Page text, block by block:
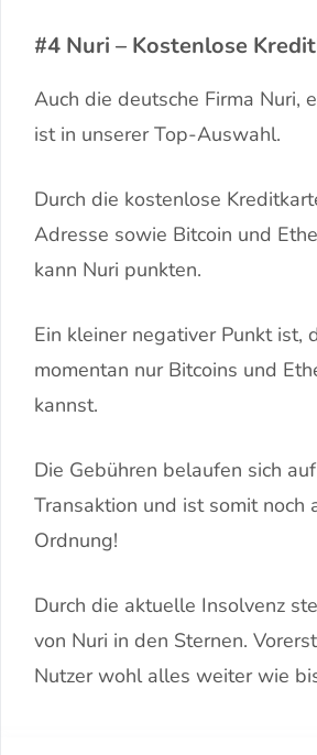
#4 Nuri – Kostenlose
Auch die deutsche Firma Nuri,
ist in unserer Top-Auswahl.
Durch die kostenlose
Adresse sowie Bitcoin und
kann Nuri punkten.
Ein kleiner negativer Punkt ist,
momentan nur Bitcoins und
kannst.
Die Gebühren belaufen sich
Transaktion und ist somit noch
Ordnung!
Durch die aktuelle Insolvenz
von Nuri in den Sternen.
Nutzer wohl alles weiter wie